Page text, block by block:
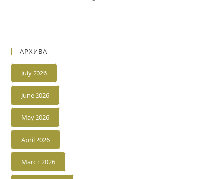
АРХИВА
July 2026
June 2026
May 2026
April 2026
March 2026